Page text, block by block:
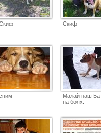
Скиф
Малай наш
на боях.